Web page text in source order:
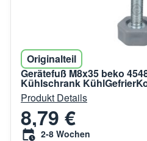
Originalteil
Gerätefuß M8x35 beko
Kühlschrank
Produkt Details
8,79 €
2-8 Wochen